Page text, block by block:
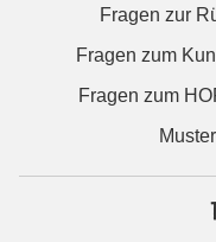
Fragen zur
Fragen zum
Fragen zum